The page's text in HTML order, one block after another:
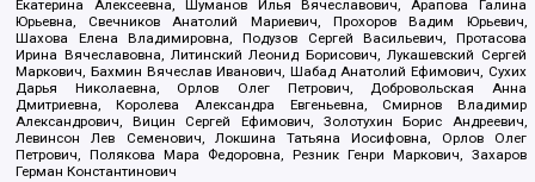
Екатерина Алексеевна, Шуманов Илья Вячеславович, Арапова Галина
Юрьевна, Свечников Анатолий Мариевич, Прохоров Вадим Юрьевич,
Шахова Елена Владимировна, Подузов Сергей Васильевич, Протасова
Ирина Вячеславовна, Литинский Леонид Борисович, Лукашевский Сергей
Маркович, Бахмин Вячеслав Иванович, Шабад Анатолий Ефимович, Сухих
Дарья Николаевна, Орлов Олег Петрович, Добровольская Анна
Дмитриевна, Королева Александра Евгеньевна, Смирнов Владимир
Александрович, Вицин Сергей Ефимович, Золотухин Борис Андреевич,
Левинсон Лев Семенович, Локшина Татьяна Иосифовна, Орлов Олег
Петрович, Полякова Мара Федоровна, Резник Генри Маркович, Захаров
Герман Константинович